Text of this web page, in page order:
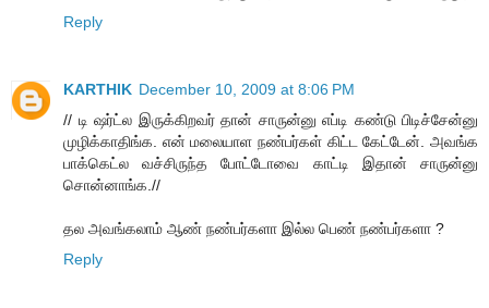
Reply
KARTHIK December 10, 2009 at 8:06 PM
// டி ஷர்ட்ல இருக்கிறவர் தான் சாருன்னு எப்டி கண்டு பிடிச்சேன்னு
முழிக்காதிங்க. என் மலையாள நண்பர்கள் கிட்ட கேட்டேன். அவங்க
பாக்கெட்ல வச்சிருந்த போட்டோவை காட்டி இதான் சாருன்னு
சொன்னாங்க.//
தல அவங்கலாம் ஆண் நண்பர்களா இல்ல பெண் நண்பர்களா ?
Reply